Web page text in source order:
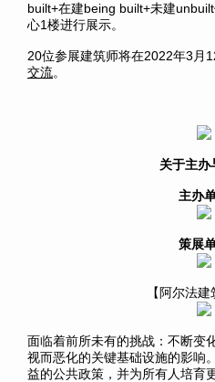
built+在建being built+未建
心1楼进行展示。
20位参展建筑师将在2022年3月
交流。
关于主办
主办
策展
【阿尔法建
面临着前所未有的挑战：不断变
视而恶化的关键基础设施的影响
益的公共政策，并为所有人培育